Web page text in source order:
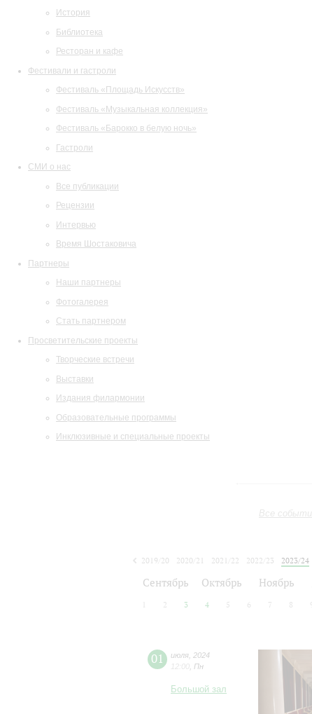
История
Библиотека
Ресторан и кафе
Фестивали и гастроли
Фестиваль «Площадь Искусств»
Фестиваль «Музыкальная коллекция»
Фестиваль «Барокко в белую ночь»
Гастроли
СМИ о нас
Все публикации
Рецензии
Интервью
Время Шостаковича
Партнеры
Наши партнеры
Фотогалерея
Стать партнером
Просветительские проекты
Творческие встречи
Выставки
Издания филармонии
Образовательные программы
Инклюзивные и специальные проекты
Все
2019/20
2020/21 2021/22 2022/23
2023/24
Сентябрь Октябрь Ноябрь
2 3 4 5 6 7 8
01 июля 2024
12:00 Пн
Большой зал